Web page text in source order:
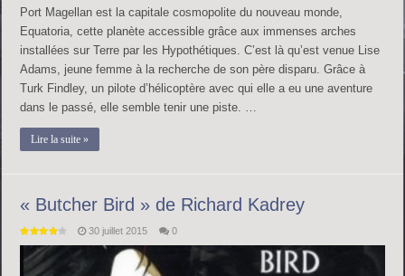
Port Magellan est la capitale cosmopolite du nouveau monde,
Equatoria, cette planète accessible grâce aux immenses arches
installées sur Terre par les Hypothétiques. C’est là qu’est venue Lise
Adams, jeune femme à la recherche de son père disparu. Grâce à
Turk Findley, un pilote d’hélicoptère avec qui elle a eu une aventure
dans le passé, elle semble tenir une piste. …
Lire la suite »
« Butcher Bird » de Richard Kadrey
30 juillet 2015 0